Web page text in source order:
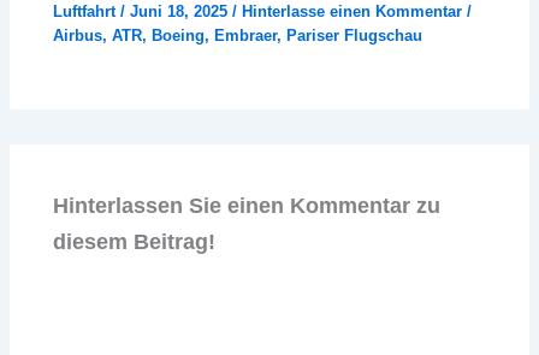
Luftfahrt/Juni 18, 2025/Hinterlasse einen Kommentar /
Airbus,ATR,Boeing,Embraer,Pariser Flugschau
Hinterlassen Sie einen Kommentar zu
diesem Beitrag!